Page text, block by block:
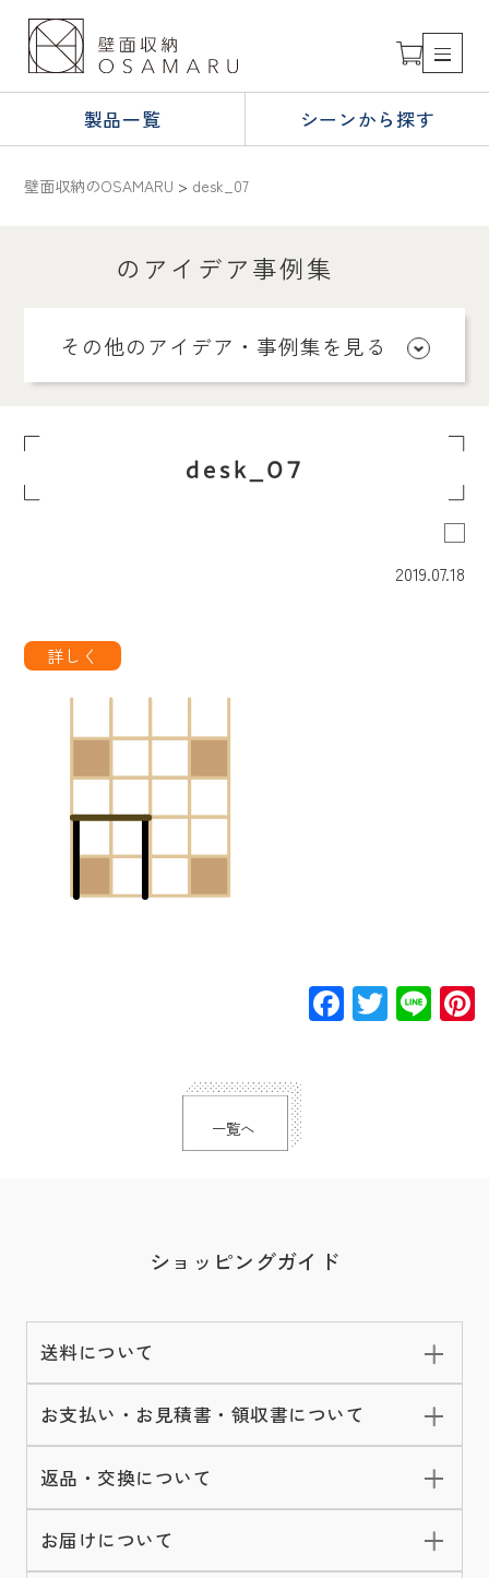
製品一覧 シーンから探す
壁面収納のOSAMARU > desk_07
のアイデア事例集
その他のアイデア・事例集を見る
desk_07
2019.07.18
Facebook
一覧へ
ショッピングガイド
送料について
お支払い・お見積書・領収書について
返品・交換について
お届けについて